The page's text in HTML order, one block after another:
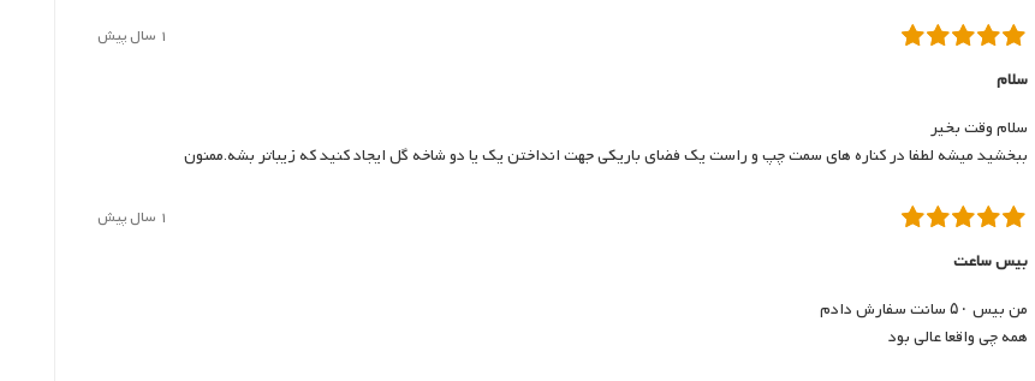
1 سال پیش
سلام
سلام وقت بخیر
ببخشید میشه لطفا در کناره های سمت چپ و راست یک فضای باریکی جهت انداختن یک یا دو شاخه گل ایجاد کنید که زیباتر بشه.ممنون
1 سال پیش
بیس ساعت
من بیس ۵۰ سانت سفارش دادم
همه چی واقعا عالی بود